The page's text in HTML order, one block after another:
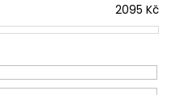
2095 Kč